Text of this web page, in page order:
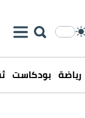
رياضة بودكاست